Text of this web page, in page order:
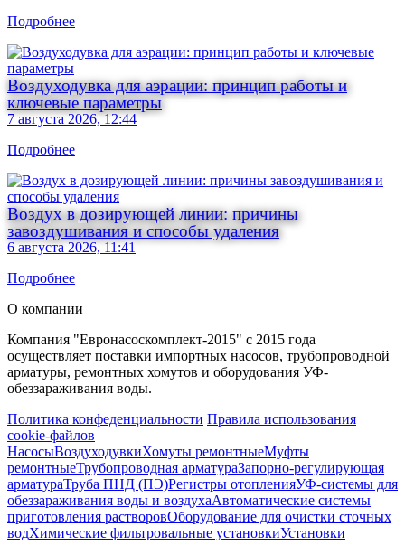
Подробнее
Воздуходувка для аэрации: принцип работы и
ключевые параметры
7 августа 2026, 12:44
Подробнее
Воздух в дозирующей линии: причины
завоздушивания и способы удаления
6 августа 2026, 11:41
Подробнее
О компании
Компания "Евронасоскомплект-2015" с 2015 года
осуществляет поставки импортных насосов, трубопроводной
арматуры, ремонтных хомутов и оборудования УФ-
обеззараживания воды.
Политика конфеденциальности Правила использования
cookie-файлов
НасосыВоздуходувкиХомуты ремонтныеМуфты
ремонтныеТрубопроводная арматураЗапорно-регулирующая
арматураТруба ПНД (ПЭ)Регистры отопленияУФ-системы для
обеззараживания воды и воздухаАвтоматические системы
приготовления растворовОборудование для очистки сточных
водХимические фильтровальные установкиУстановки